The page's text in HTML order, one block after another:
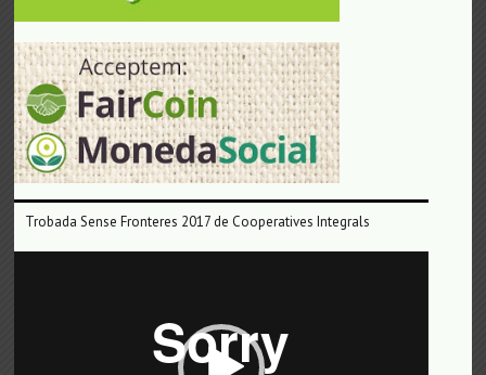
Trobada Sense Fronteres 2017 de Cooperatives Integrals